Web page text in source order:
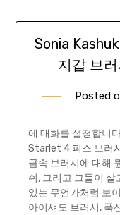
Sonia
지갑 브
Posted
에 대화를 설정합니
Starlet 4 피스 브러
금속 브러시에 대해
쉬, 그리고 그들이
있는 무언가처럼 보
아이섀도 브러시, 푹